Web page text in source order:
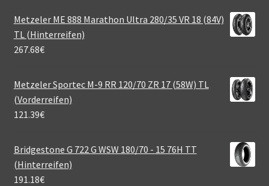
Metzeler ME 888 Marathon Ultra 280/35 VR 18 (84V)
TL (Hinterreifen)
267.68€
Metzeler Sportec M-9 RR 120/70 ZR 17 (58W) TL
(Vorderreifen)
121.39€
Bridgestone G 722 G WSW 180/70 - 15 76H TT
(Hinterreifen)
191.18€